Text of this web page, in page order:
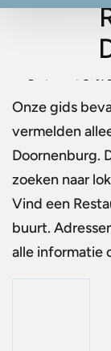
Restaurant Café
Onze gids
vermelden
Doornenburg.
zoeken naar
Vind een
buurt.
alle informatie